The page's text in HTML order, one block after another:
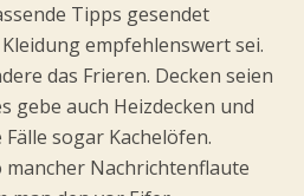
Tipps gesendet
empfehlenswert sei.
das Frieren. Decken seien
gebe auch Heizdecken und
sogar Kachelöfen.
Nachrichtenflaute